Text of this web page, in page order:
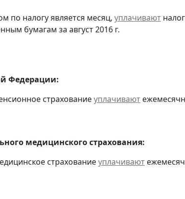
по налогу является месяц, уплачивают
бумагам за август 2016 г.
Федерации:
страхованиеуплачивают
медицинского страхования:
страхованиеуплачивают